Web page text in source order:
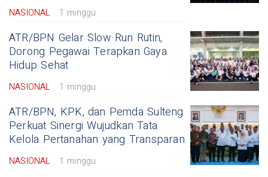
NASIONAL 1 minggu
ATR/BPN Gelar Slow Run Rutin,
Dorong Pegawai Terapkan Gaya
Hidup Sehat
NASIONAL 1 minggu
ATR/BPN, KPK, dan Pemda Sulteng
Perkuat Sinergi Wujudkan Tata
Kelola Pertanahan yang Transparan
NASIONAL 1 minggu